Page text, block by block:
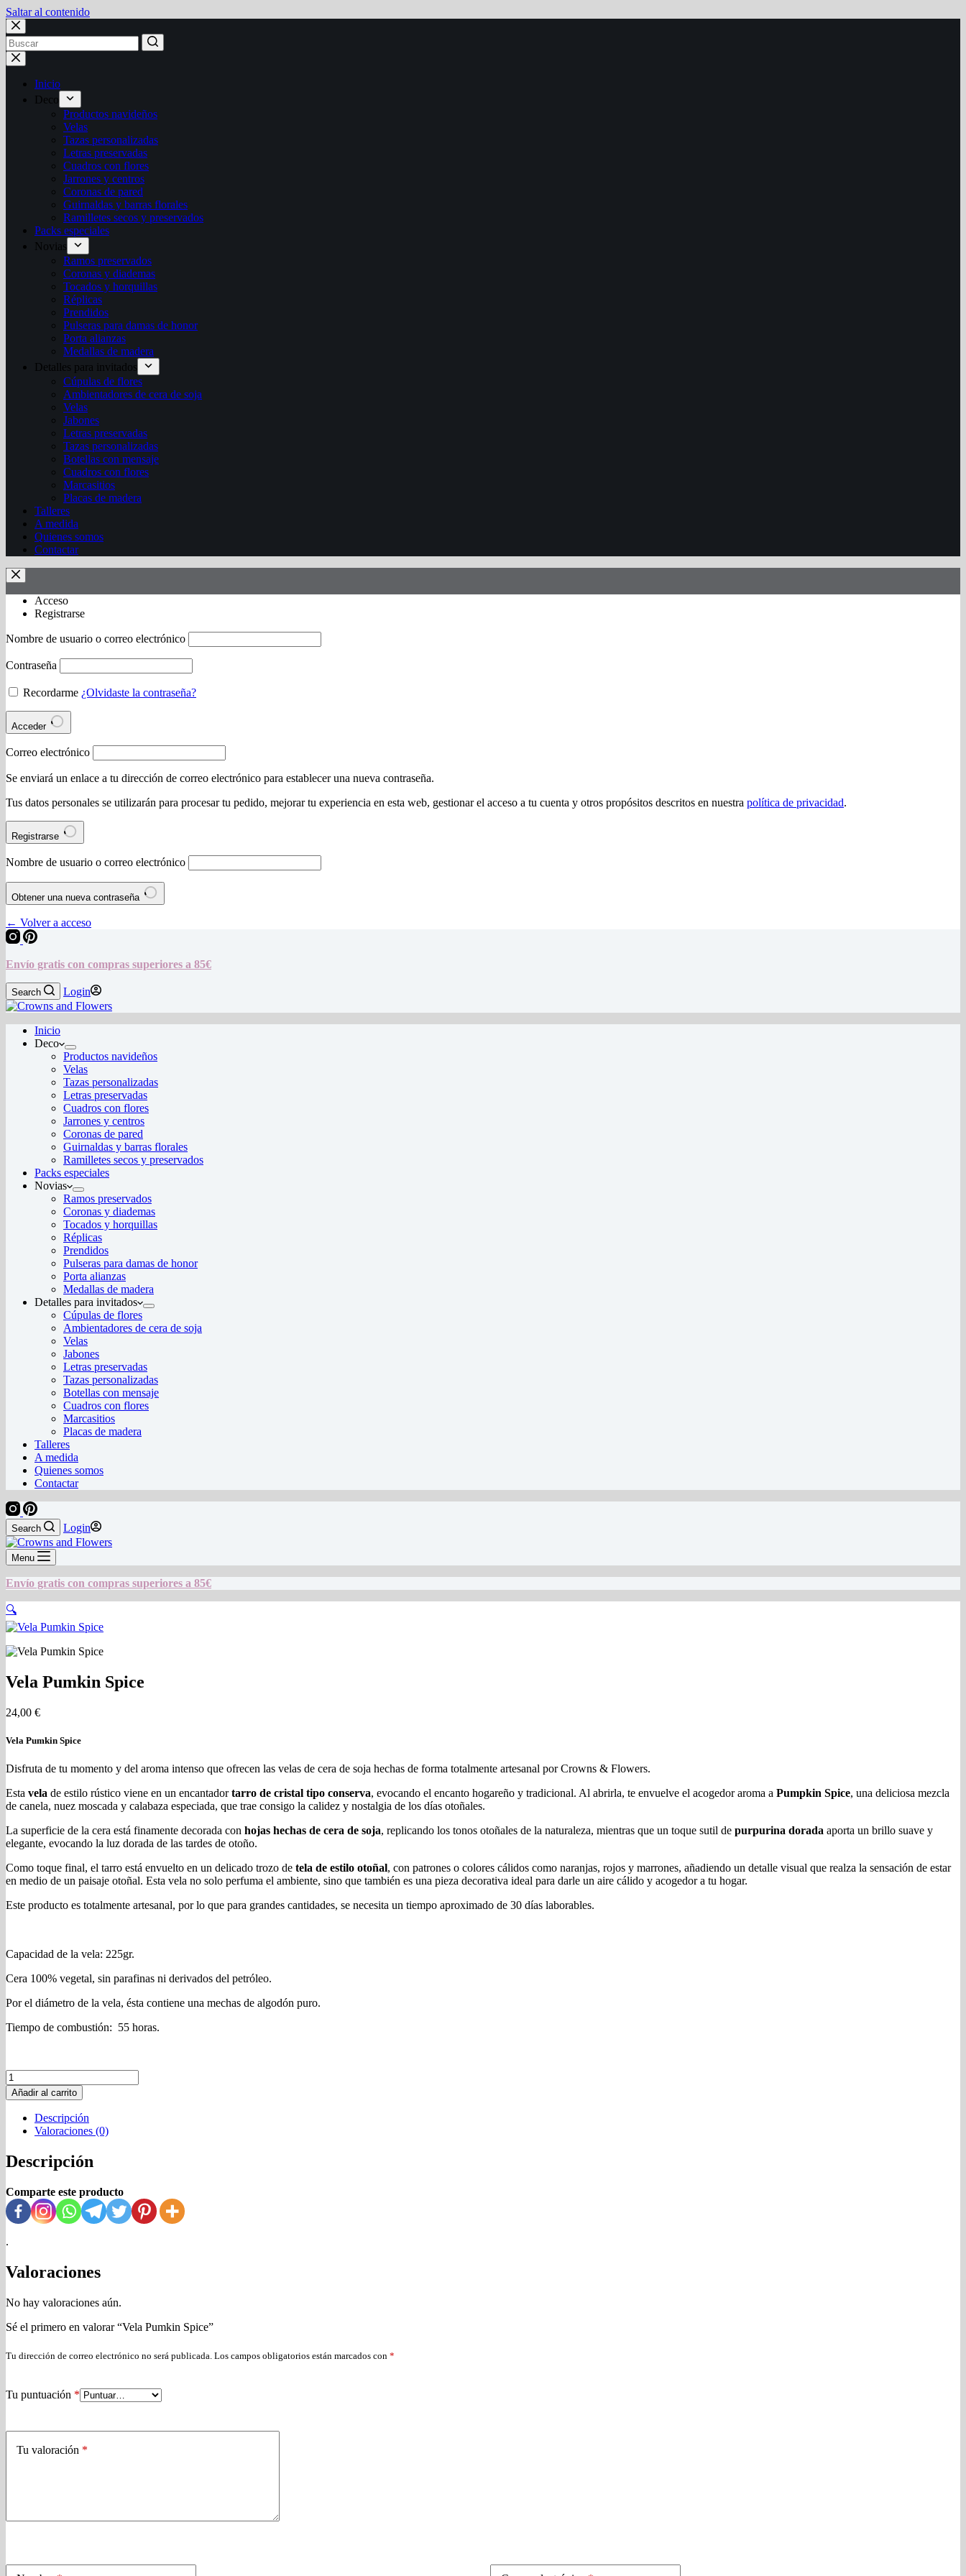
Saltar al contenido
Sin
resultados
Inicio
Deco
Productos navideños
Velas
Tazas personalizadas
Letras preservadas
Cuadros con flores
Jarrones y centros
Coronas de pared
Guirnaldas y barras florales
Ramilletes secos y preservados
Packs especiales
Novias
Ramos preservados
Coronas y diademas
Tocados y horquillas
Réplicas
Prendidos
Pulseras para damas de honor
Porta alianzas
Medallas de madera
Detalles para invitados
Cúpulas de flores
Ambientadores de cera de soja
Velas
Jabones
Letras preservadas
Tazas personalizadas
Botellas con mensaje
Cuadros con flores
Marcasitios
Placas de madera
Talleres
A medida
Quienes somos
Contactar
Acceso
Registrarse
Nombre de usuario o correo electrónico
Contraseña
Recordarme ¿Olvidaste la contraseña?
Acceder
Correo electrónico
Se enviará un enlace a tu dirección de correo electrónico para establecer una nueva contraseña.
Tus datos personales se utilizarán para procesar tu pedido, mejorar tu experiencia en esta web, gestionar el acceso a tu cuenta y otros propósitos descritos en nuestra política de privacidad.
Registrarse
Nombre de usuario o correo electrónico
Obtener una nueva contraseña
← Volver a acceso
Envío gratis con compras superiores a 85€
Search Login
Inicio
Deco
Productos navideños
Velas
Tazas personalizadas
Letras preservadas
Cuadros con flores
Jarrones y centros
Coronas de pared
Guirnaldas y barras florales
Ramilletes secos y preservados
Packs especiales
Novias
Ramos preservados
Coronas y diademas
Tocados y horquillas
Réplicas
Prendidos
Pulseras para damas de honor
Porta alianzas
Medallas de madera
Detalles para invitados
Cúpulas de flores
Ambientadores de cera de soja
Velas
Jabones
Letras preservadas
Tazas personalizadas
Botellas con mensaje
Cuadros con flores
Marcasitios
Placas de madera
Talleres
A medida
Quienes somos
Contactar
Search Login
Menu
Envío gratis con compras superiores a 85€
🔍
Vela Pumkin Spice
24,00 €
Vela Pumkin Spice
Disfruta de tu momento y del aroma intenso que ofrecen las velas de cera de soja hechas de forma totalmente artesanal por Crowns & Flowers.
Esta vela de estilo rústico viene en un encantadortarro de cristal tipo conserva, evocando el encanto hogareño y tradicional. Al abrirla, te envuelve el acogedor aroma a Pumpkin Spice, una deliciosa mezcla
de canela, nuez moscada y calabaza especiada, que trae consigo la calidez y nostalgia de los días otoñales.
La superficie de la cera está finamente decorada con hojas hechas de cera de soja, replicando los tonos otoñales de la naturaleza, mientras que un toque sutil de purpurina dorada aporta un brillo suave y
elegante, evocando la luz dorada de las tardes de otoño.
Como toque final, el tarro está envuelto en un delicado trozo de tela de estilo otoñal, con patrones o colores cálidos como naranjas, rojos y marrones, añadiendo un detalle visual que realza la sensación de estar
en medio de un paisaje otoñal. Esta vela no solo perfuma el ambiente, sino que también es una pieza decorativa ideal para darle un aire cálido y acogedor a tu hogar.
Este producto es totalmente artesanal, por lo que para grandes cantidades, se necesita un tiempo aproximado de 30 días laborables.
Capacidad de la vela: 225gr.
Cera 100% vegetal, sin parafinas ni derivados del petróleo.
Por el diámetro de la vela, ésta contiene una mechas de algodón puro.
Tiempo de combustión: 55 horas.
Vela
Pumkin
Spice
cantidad
Añadir al carrito
Descripción
Valoraciones (0)
Descripción
Comparte este producto
.
Valoraciones
No hay valoraciones aún.
Sé el primero en valorar “Vela Pumkin Spice”
Tu dirección de correo electrónico no será publicada. Los campos obligatorios están marcados con *
Tu puntuación *
Tu valoración *